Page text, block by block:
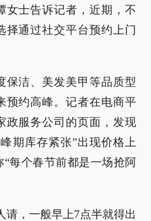
女士告诉记者，近期，不
择通过社交平台预约上门
保洁、美发美甲等品质型
预约高峰。记者在电商平
政服务公司的页面，发现
期库存紧张”出现价格上
每个春节前都是一场抢阿
请，一般早上7点半就得出